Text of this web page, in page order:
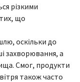
різкими
що
оскільки до
захворювання, а
Смог, продукти
також часто